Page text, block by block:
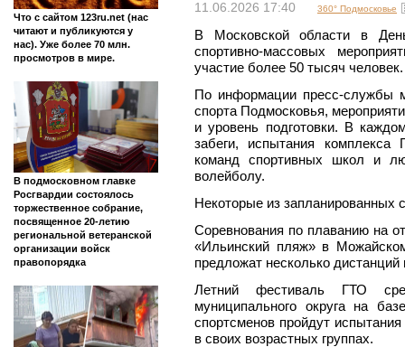
Что с сайтом 123ru.net (нас
читают и публикуются у
нас). Уже более 70 млн.
просмотров в мире.
В подмосковном главке
Росгвардии состоялось
торжественное собрание,
посвященное 20-летию
региональной ветеранской
организации войск
правопорядка
11.06.2026 17:40 360° Подмосковье
В Московской области в
спортивно-массовых
участие более 50 тысяч человек.
По информации пресс-службы
спорта Подмосковья,
и уровень подготовки. В
забеги, испытания
команд спортивных школ и
волейболу.
Некоторые из запланированных
Соревнования по плаванию на
«Ильинский пляж» в
предложат несколько
Летний фестиваль ГТО
муниципального округа на
спортсменов пройдут
в своих возрастных группах.